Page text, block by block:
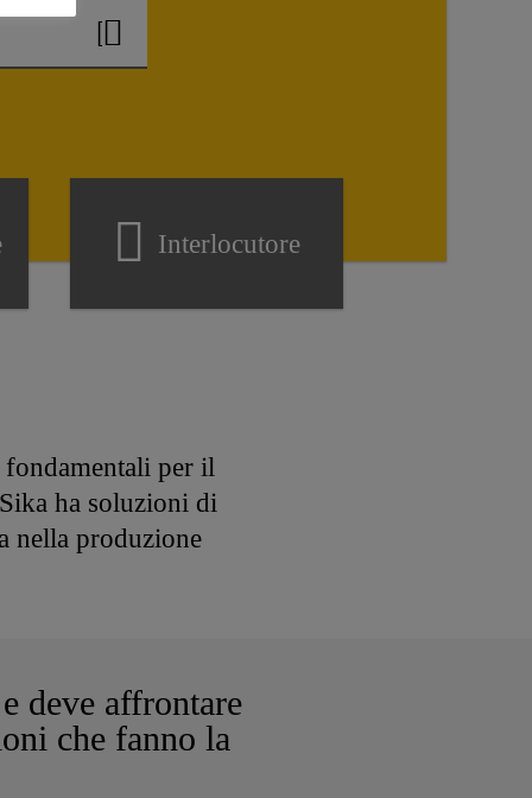
Interlocutore
per il
ha soluzioni di
nella produzione
deve affrontare
che fanno la